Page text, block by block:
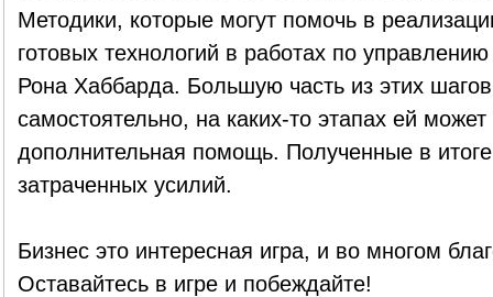
Методики, которые могут помочь в
готовых технологий в работах по
Рона Хаббарда. Большую часть из этих
самостоятельно, на каких-то этапах ей может
дополнительная помощь. Полученные в итоге
затраченных усилий.
Бизнес это интересная игра, и во многом
Оставайтесь в игре и побеждайте!